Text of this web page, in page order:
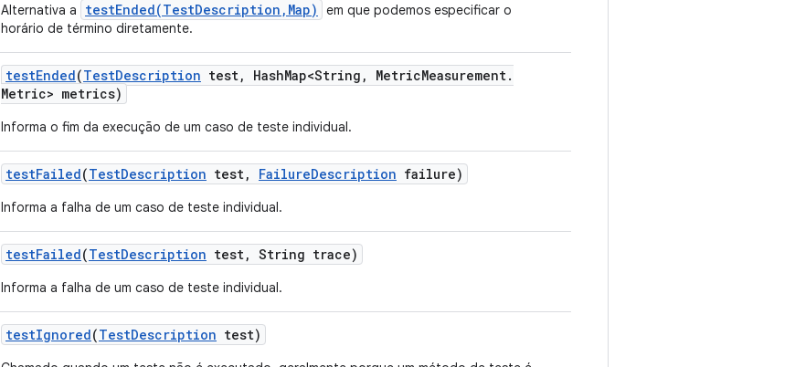
Alternativa a testEnded(TestDescription,Map)
em que podemos especificar o
horário de término diretamente.
testEnded(TestDescription test, HashMap<String , MetricMeasurement.
Metric> metrics)
Informa o fim da execução de um caso de teste individual.
testFailed(TestDescription test, FailureDescription failure)
Informa a falha de um caso de teste individual.
testFailed(TestDescription test, String trace)
Informa a falha de um caso de teste individual.
testIgnored(TestDescription test)